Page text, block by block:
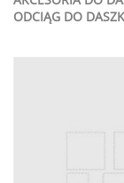
ODCIĄG DO